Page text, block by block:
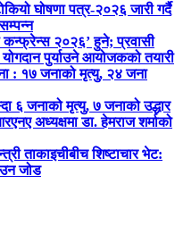
घोषणा पत्र-२०२६ जारी गर्दै
कन्फ्रेन्स २०२६’ हुने; प्रवासी
पुर्याउने आयोजकको तयारी
: १७ जनाको मृत्यु, २४ जना
६ जनाको मृत्यु, ७ जनाको उद्धार
अध्यक्षमा डा. हेमराज शर्माको
ताकाइचीबीच शिष्टाचार भेट:
जोड